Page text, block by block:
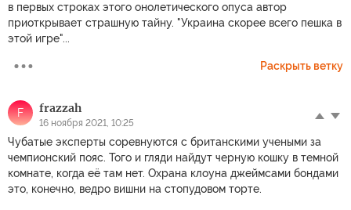
в первых строках этого онолетического опуса автор
приоткрывает страшную тайну. "Украина скорее всего пешка в
этой игре"...
Раскрыть ветку
F frazzah
16 ноября 2021, 10:25
Чубатые эксперты соревнуются с британскими учеными за
чемпионский пояс. Того и гляди найдут черную кошку в темной
комнате, когда её там нет. Охрана клоуна джеймсами бондами
это, конечно, ведро вишни на стопудовом торте.